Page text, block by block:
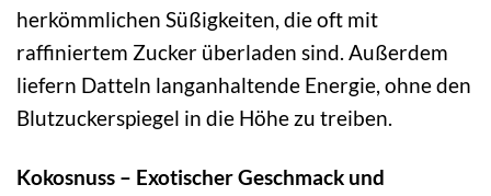
herkömmlichen Süßigkeiten, die oft mit
raffiniertem Zucker überladen sind. Außerdem
liefern Datteln langanhaltende Energie, ohne den
Blutzuckerspiegel in die Höhe zu treiben.
Kokosnuss – Exotischer Geschmack und